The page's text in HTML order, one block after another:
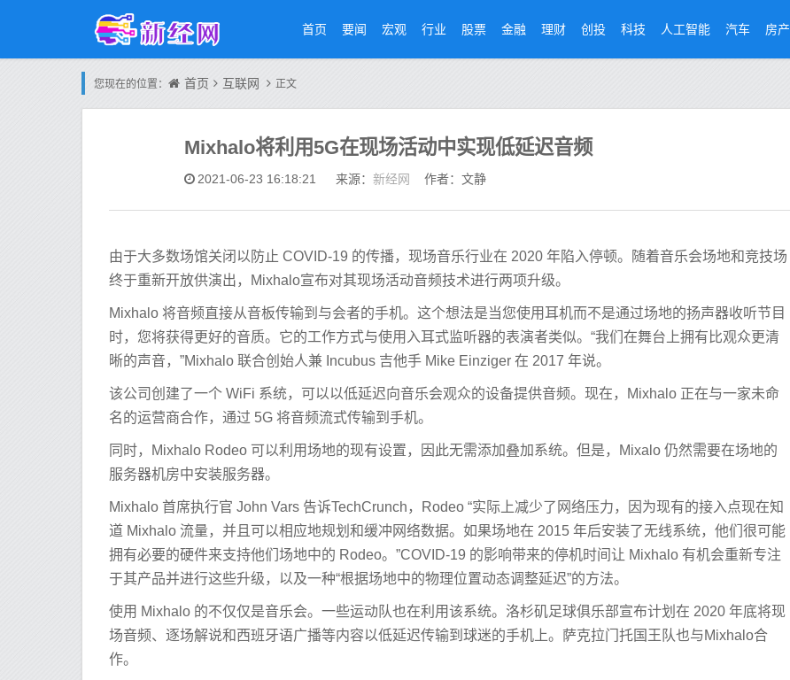
首页 要闻 宏观 行业 股票 金融 理财 创投 科技 人工智能 汽车 房产
您现在的位置： 首页 互联网 正文
Mixhalo将利用5G在现场活动中实现低延迟音频
2021-06-23 16:18:21 来源： 新经网 作者：文静
由于大多数场馆关闭以防止 COVID-19 的传播，现场音乐行业在 2020 年陷入停顿。随着音乐会场地和竞技场
终于重新开放供演出，Mixhalo宣布对其现场活动音频技术进行两项升级。
Mixhalo 将音频直接从音板传输到与会者的手机。这个想法是当您使用耳机而不是通过场地的扬声器收听节目
时，您将获得更好的音质。它的工作方式与使用入耳式监听器的表演者类似。“我们在舞台上拥有比观众更清
晰的声音，”Mixhalo 联合创始人兼 Incubus 吉他手 Mike Einziger 在 2017 年说。
该公司创建了一个 WiFi 系统，可以以低延迟向音乐会观众的设备提供音频。现在，Mixhalo 正在与一家未命
名的运营商合作，通过 5G 将音频流式传输到手机。
同时，Mixhalo Rodeo 可以利用场地的现有设置，因此无需添加叠加系统。但是，Mixalo 仍然需要在场地的
服务器机房中安装服务器。
Mixhalo 首席执行官 John Vars 告诉TechCrunch，Rodeo “实际上减少了网络压力，因为现有的接入点现在知
道 Mixhalo 流量，并且可以相应地规划和缓冲网络数据。如果场地在 2015 年后安装了无线系统，他们很可能
拥有必要的硬件来支持他们场地中的 Rodeo。”COVID-19 的影响带来的停机时间让 Mixhalo 有机会重新专注
于其产品并进行这些升级，以及一种“根据场地中的物理位置动态调整延迟”的方法。
使用 Mixhalo 的不仅仅是音乐会。一些运动队也在利用该系统。洛杉矶足球俱乐部宣布计划在 2020 年底将现
场音频、逐场解说和西班牙语广播等内容以低延迟传输到球迷的手机上。萨克拉门托国王队也与Mixhalo合
作。